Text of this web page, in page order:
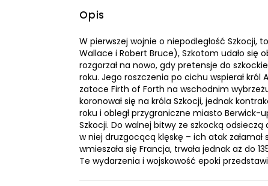
Opis
W pierwszej wojnie o niepodległość Szkocji,
Wallace i Robert Bruce), Szkotom udało się
rozgorzał na nowo, gdy pretensje do
roku. Jego roszczenia po cichu wspierał król
zatoce Firth of Forth na wschodnim
koronował się na króla Szkocji, jednak
roku i obległ przygraniczne miasto Berwick-
Szkocji. Do walnej bitwy ze szkocką odsieczą
w niej druzgocącą klęskę – ich atak
wmieszała się Francja, trwała jednak aż do
Te wydarzenia i wojskowość epoki